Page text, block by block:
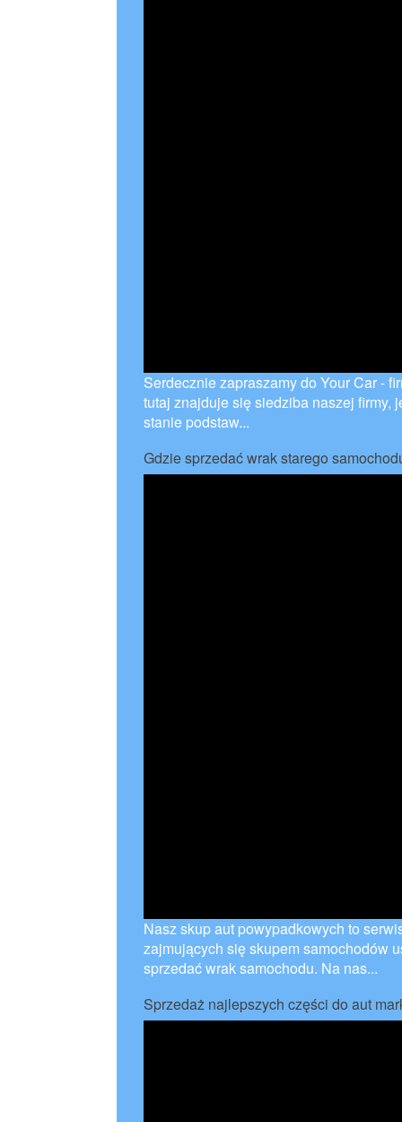
Serdecznie zapraszamy do Your Car -
tutaj znajduje się siedziba naszej firmy,
stanie podstaw...
Gdzie sprzedać wrak starego
Nasz skup aut powypadkowych to
zajmujących się skupem samochodów
sprzedać wrak samochodu. Na nas...
Sprzedaż najlepszych części do aut